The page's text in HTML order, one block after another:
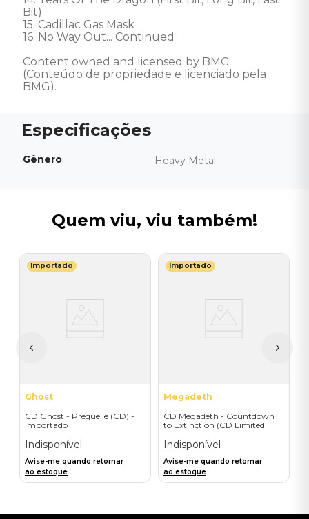
Bit)
15. Cadillac Gas Mask
16. No Way Out... Continued
Content owned and licensed by BMG
(Conteúdo de propriedade e licenciado pela
BMG).
Gênero Heavy Metal
Quem viu, viu também!
Importado
Ghost
CD Ghost - Prequelle (CD) -
Importado
Indisponível
Avise-me quando retornar
ao estoque
Importado
Megadeth
CD Megadeth - Countdown
to Extinction (CD Limited
Indisponível
Avise-me quando retornar
ao estoque